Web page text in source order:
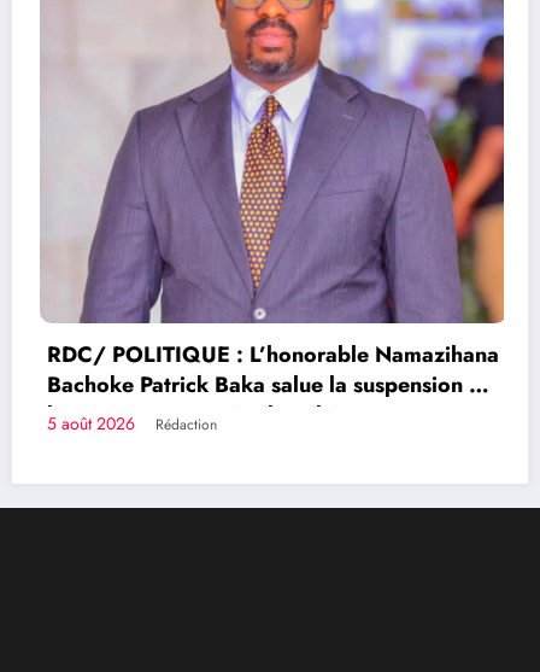
RDC/ POLITIQUE : L’honorable Namazihana
Bachoke Patrick Baka salue la suspension de
l’arrêté interministériel sur l’économie
5 août 2026 Rédaction